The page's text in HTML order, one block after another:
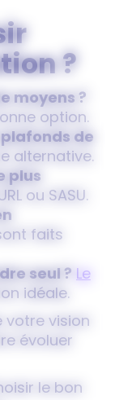
?
moyens ?
option.
de
alternative.
plus
ou SASU.
faits
seul ? Le
idéale.
votre vision
évoluer
le bon